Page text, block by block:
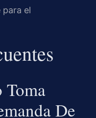
para el
Toma
De